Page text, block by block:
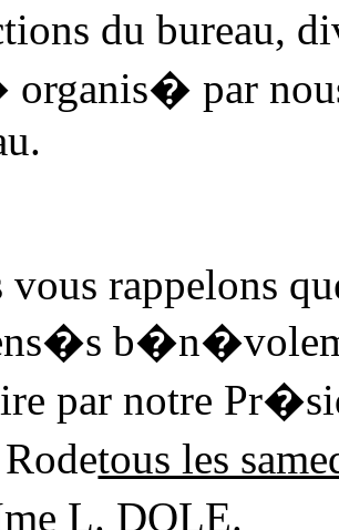
du bureau,
par
vous rappelons
par notre
tous les
L. DOLE.